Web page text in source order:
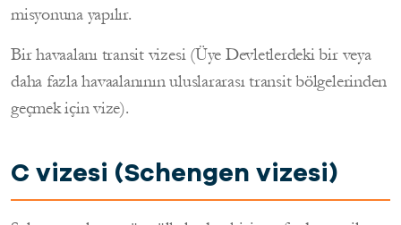
misyonuna yapılır.
Bir havaalanı transit vizesi (Üye Devletlerdeki bir veya
daha fazla havaalanının uluslararası transit bölgelerinden
geçmek için vize).
C vizesi (Schengen vizesi)